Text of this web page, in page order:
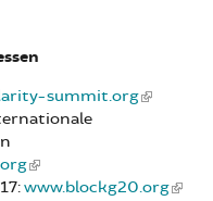
summit.org
www.blockg20.org